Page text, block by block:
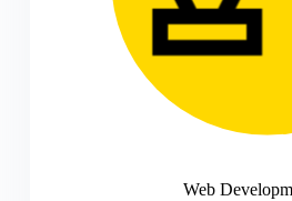
Web